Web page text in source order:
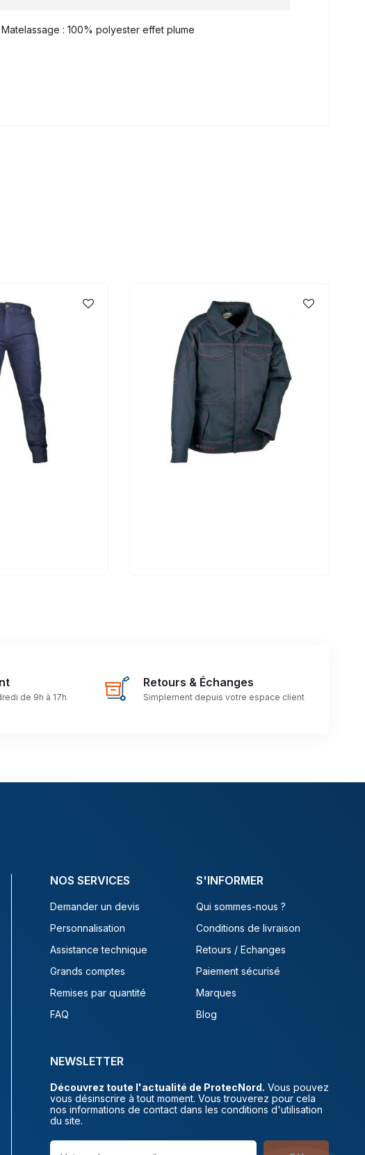
: 100% polyester effet plume
de 9h à 17h
Retours & Échanges
Simplement depuis votre espace client
NOS SERVICES
Demander un devis
Personnalisation
Assistance technique
Grands comptes
Remises par quantité
FAQ
S'INFORMER
Qui sommes-nous ?
Conditions de livraison
Retours / Echanges
Paiement sécurisé
Marques
Blog
NEWSLETTER
Découvrez toute l'actualité de ProtecNord. Vous pouvez
vous désinscrire à tout moment. Vous trouverez pour cela
nos informations de contact dans les conditions d'utilisation
du site.